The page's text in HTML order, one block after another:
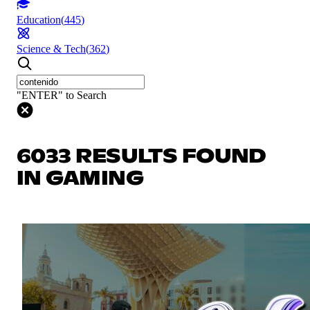
Education(445)
Science & Tech(362)
"ENTER" to Search
6033 RESULTS FOUND
IN GAMING